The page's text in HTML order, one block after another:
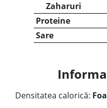
Zaharuri
Proteine
Sare
Densitatea calorică: